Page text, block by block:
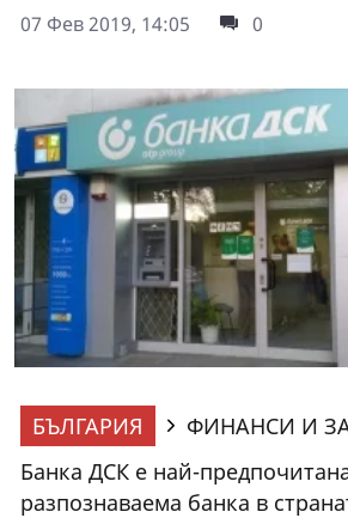
07 Фев 2019, 14:05
0
БЪЛГАРИЯ
ФИНАНСИ И
Банка ДСК е най-
разпознаваема банка в